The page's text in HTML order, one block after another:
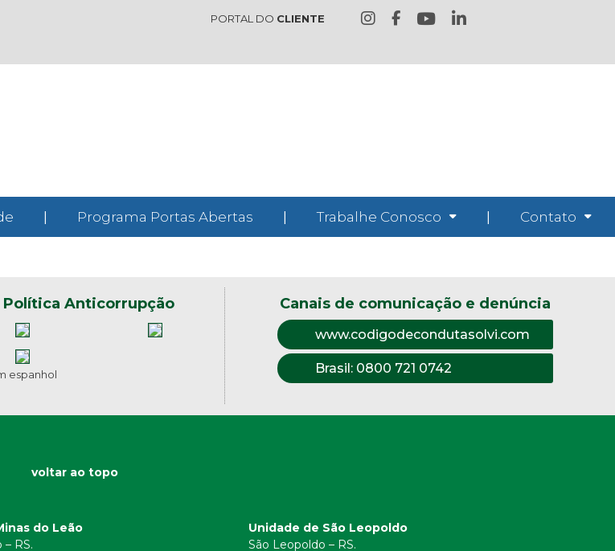
PORTAL DO CLIENTE
Programa Portas Abertas Trabalhe Conosco Contato
Política Anticorrupção
espanhol
Canais de comunicação e denúncia
www.codigodecondutasolvi.com
Brasil: 0800 721 0742
voltar ao topo
do Leão
RS.
Unidade de São Leopoldo
São Leopoldo – RS.